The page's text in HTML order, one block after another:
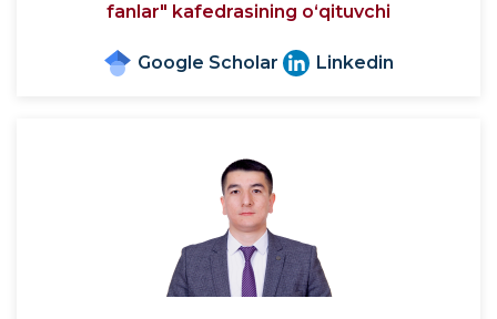
fanlar" kafedrasining o‘qituvchi
Google Scholar Linkedin